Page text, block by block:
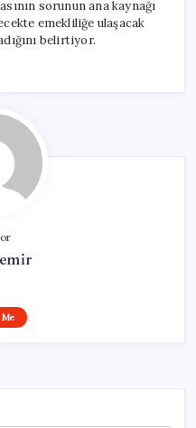
sorunun ana kaynağı
emekliliğe ulaşacak
belirtiyor.